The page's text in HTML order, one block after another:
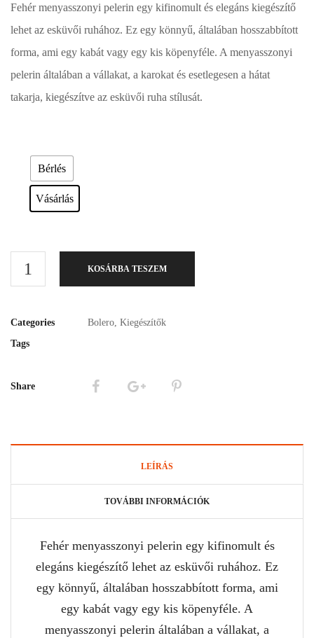
Fehér menyasszonyi pelerin egy kifinomult és elegáns kiegészítő
lehet az esküvői ruhához. Ez egy könnyű, általában hosszabbított
forma, ami egy kabát vagy egy kis köpenyféle. A menyasszonyi
pelerin általában a vállakat, a karokat és esetlegesen a hátat
takarja, kiegészítve az esküvői ruha stílusát.
Bérlés
Vásárlás
KOSÁRBA TESZEM
Categories Bolero, Kiegészítők
Tags
Share
LEÍRÁS
TOVÁBBI INFORMÁCIÓK
Fehér menyasszonyi pelerin egy kifinomult és
elegáns kiegészítő lehet az esküvői ruhához. Ez
egy könnyű, általában hosszabbított forma, ami
egy kabát vagy egy kis köpenyféle. A
menyasszonyi pelerin általában a vállakat, a